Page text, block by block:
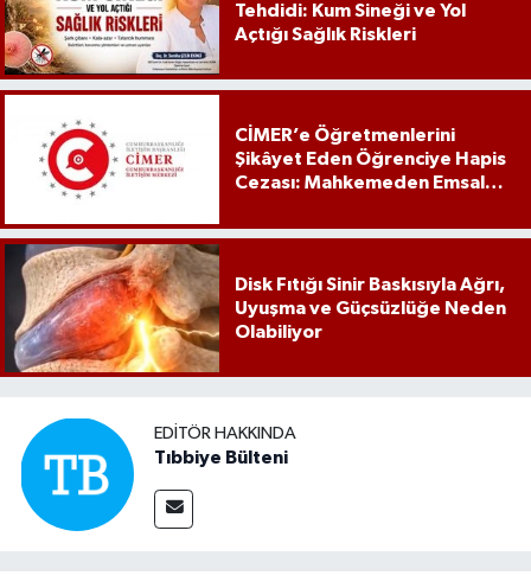
Tehdidi: Kum Sineği ve Yol
Açtığı Sağlık Riskleri
CİMER’e Öğretmenlerini
Şikâyet Eden Öğrenciye Hapis
Cezası: Mahkemeden Emsal
Disk Fıtığı Sinir Baskısıyla Ağrı,
Uyuşma ve Güçsüzlüğe Neden
Olabiliyor
EDITÖR HAKKINDA
Tıbbiye Bülteni